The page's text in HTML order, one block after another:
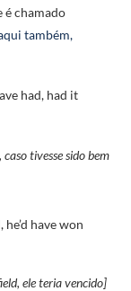
é chamado
também,
had, had it
tivesse sido bem
have won
ele teria vencido]